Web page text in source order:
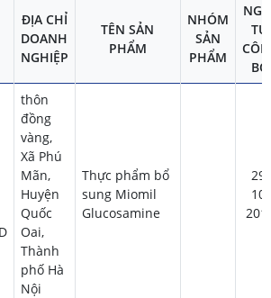
ĐỊA CHỈ
DOANH
NGHIỆP
TÊN SẢN
PHẨM
NHÓM
SẢN
PHẨM
TỰ
BỐ
thôn
đồng
vàng,
Xã Phú
Mãn,
Huyện
Quốc
Oai,
Thành
phố Hà
Nội
Thực phẩm bổ
sung Miomil
Glucosamine
29-
10-